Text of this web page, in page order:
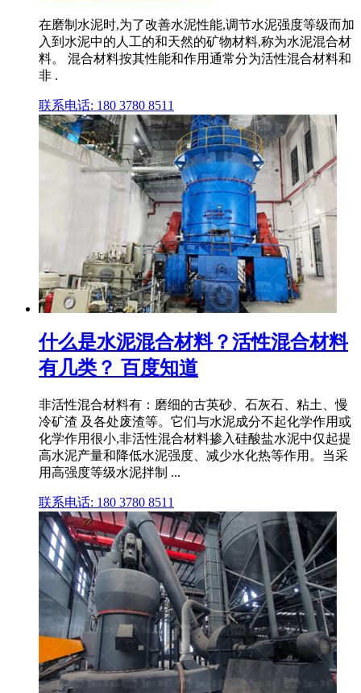
在磨制水泥时,为了改善水泥性能,调节水泥强度等级而加
入到水泥中的人工的和天然的矿物材料,称为水泥混合材
料。 混合材料按其性能和作用通常分为活性混合材料和
非 .
联系电话: 180 3780 8511
什么是水泥混合材料？活性混合材料
有几类？ 百度知道
非活性混合材料有：磨细的古英砂、石灰石、粘土、慢
冷矿渣 及各处废渣等。它们与水泥成分不起化学作用或
化学作用很小,非活性混合材料掺入硅酸盐水泥中仅起提
高水泥产量和降低水泥强度、减少水化热等作用。当采
用高强度等级水泥拌制 ...
联系电话: 180 3780 8511